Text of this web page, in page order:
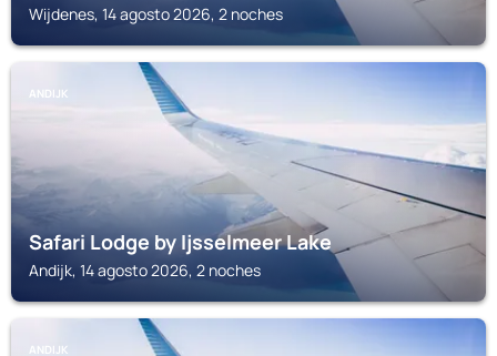
Wijdenes, 14 agosto 2026, 2 noches
ANDIJK
Safari Lodge by Ijsselmeer Lake
Andijk, 14 agosto 2026, 2 noches
ANDIJK